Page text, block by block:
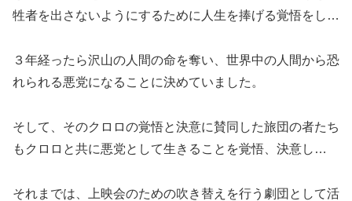
牲者を出さないようにするために人生を捧げる覚悟をし…
３年経ったら沢山の人間の命を奪い、世界中の人間から恐
れられる悪党になることに決めていました。
そして、そのクロロの覚悟と決意に賛同した旅団の者たち
もクロロと共に悪党として生きることを覚悟、決意し…
それまでは、上映会のための吹き替えを行う劇団として活